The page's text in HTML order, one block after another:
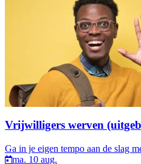
Vrijwilligers werven
Ga in je eigen tempo aan de slag
ma. 10 aug.